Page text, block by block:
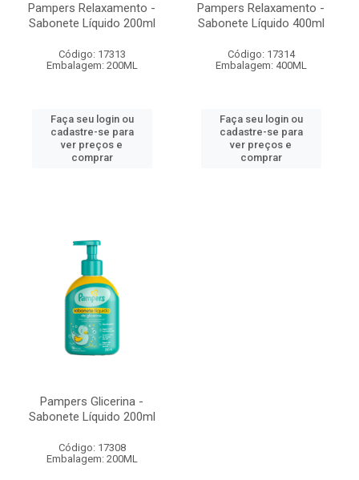
Pampers Relaxamento -
Sabonete Líquido 200ml
Código: 17313
Embalagem: 200ML
Faça seu login ou
cadastre-se para
ver preços e
comprar
Pampers Relaxamento -
Sabonete Líquido 400ml
Código: 17314
Embalagem: 400ML
Faça seu login ou
cadastre-se para
ver preços e
comprar
Pampers Glicerina -
Sabonete Líquido 200ml
Código: 17308
Embalagem: 200ML